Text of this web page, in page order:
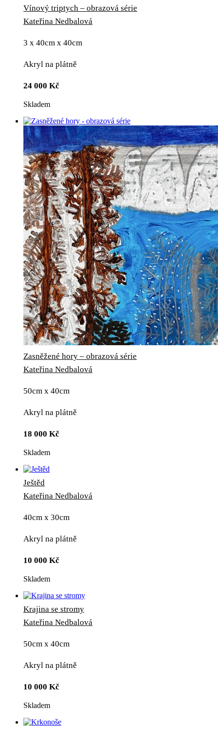
Vínový triptych – obrazová série
Kateřina Nedbalová
3 x 40cm x 40cm
Akryl na plátně
24 000 Kč
Skladem
Zasněžené hory – obrazová série
Kateřina Nedbalová
50cm x 40cm
Akryl na plátně
18 000 Kč
Skladem
Ještěd
Kateřina Nedbalová
40cm x 30cm
Akryl na plátně
10 000 Kč
Skladem
Krajina se stromy
Kateřina Nedbalová
50cm x 40cm
Akryl na plátně
10 000 Kč
Skladem